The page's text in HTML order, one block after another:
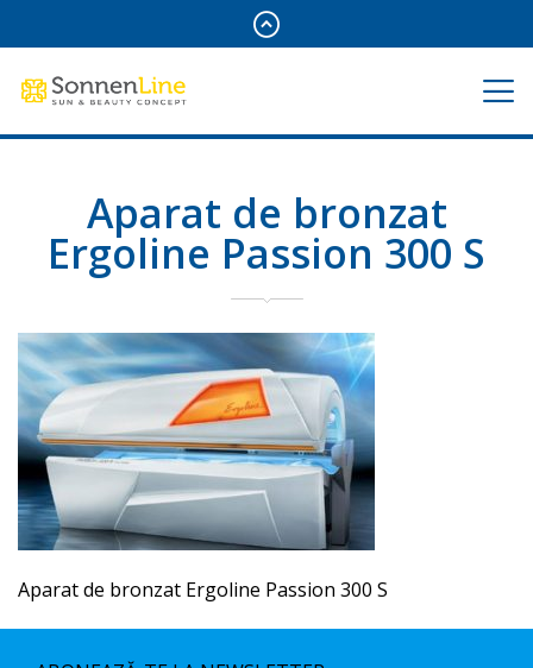
Aparat de bronzat
Ergoline Passion 300 S
Aparat de bronzat Ergoline Passion 300 S